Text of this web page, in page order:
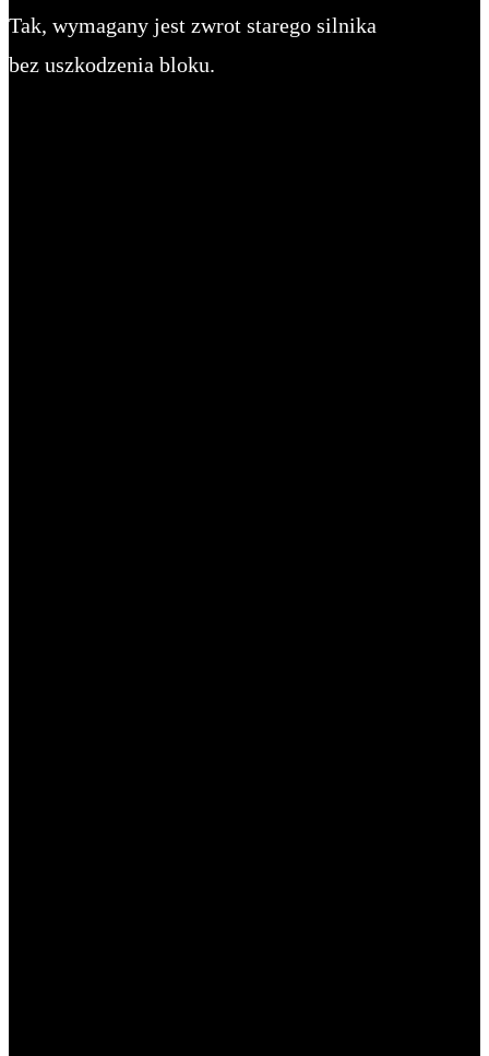
Tak, wymagany jest zwrot starego silnika
bez uszkodzenia bloku.